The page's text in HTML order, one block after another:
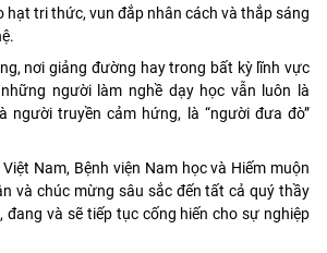
hạt tri thức, vun đắp nhân cách và thắp sáng
nơi giảng đường hay trong bất kỳ lĩnh vực
người làm nghề dạy học vẫn luôn là
người truyền cảm hứng, là “người đưa đò”
Nam, Bệnh viện Nam học và Hiếm muộn
và chúc mừng sâu sắc đến tất cả quý thầy
và sẽ tiếp tục cống hiến cho sự nghiệp